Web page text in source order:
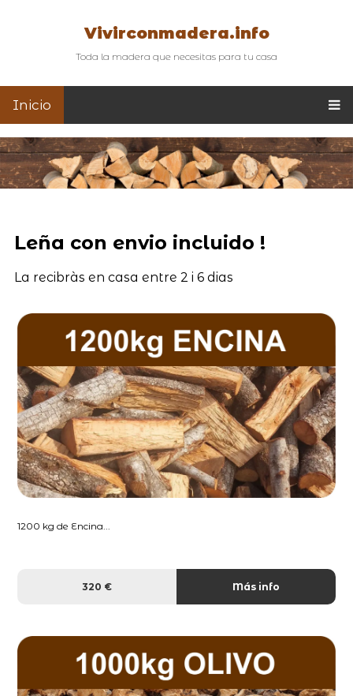
Vivirconmadera.info
Toda la madera que necesitas para tu casa
Inicio
Leña con envio incluido !
La recibràs en casa entre 2 i 6 dias
1200 kg de Encina...
320 € Más info